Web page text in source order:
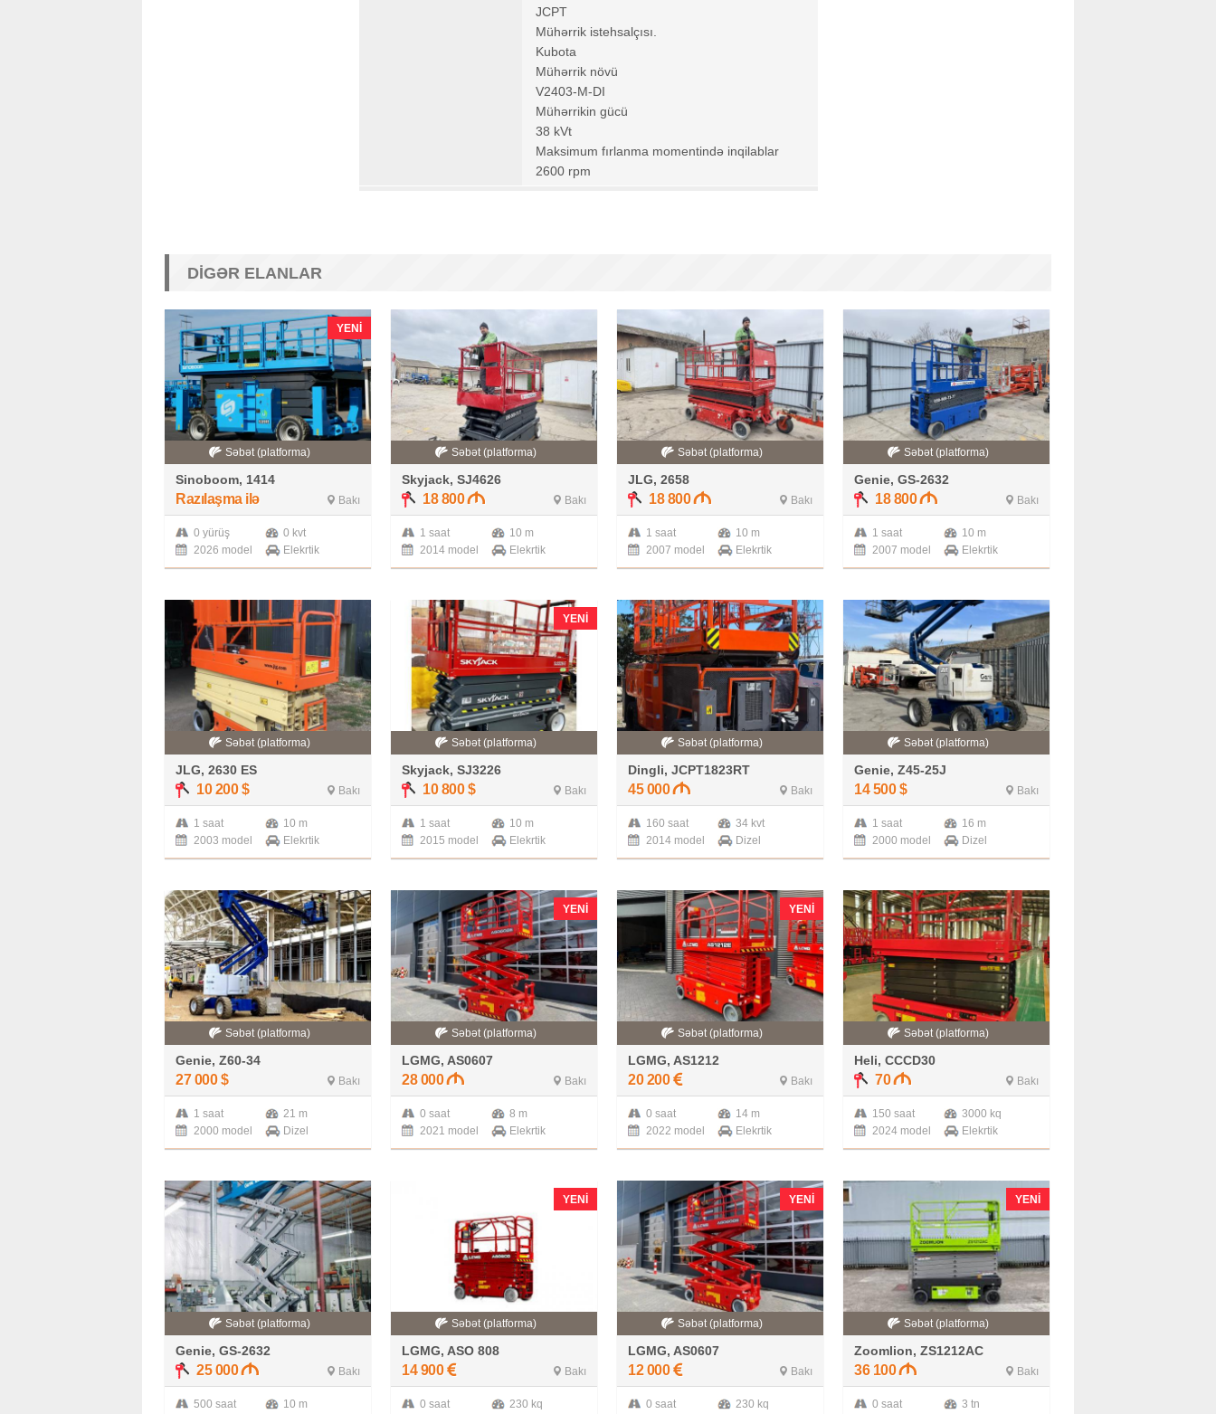
JCPT
Mühərrik istehsalçısı.
Kubota
Mühərrik növü
V2403-M-DI
Mühərrikin gücü
38 kVt
Maksimum fırlanma momentində inqilablar
2600 rpm
DIGƏR ELANLAR
YENI
Səbət (platforma)
Sinoboom, 1414
Razılaşma ilə Bakı
0 yürüş
0 kvt
2026 model
Elekrtik
Səbət (platforma)
Skyjack, SJ4626
18 800 Bakı
1 saat
10 m
2014 model
Elekrtik
Səbət (platforma)
JLG, 2658
18 800 Bakı
1 saat
10 m
2007 model
Elekrtik
Səbət (platforma)
Genie, GS-2632
18 800 Bakı
1 saat
10 m
2007 model
Elekrtik
Səbət (platforma)
JLG, 2630 ES
10 200 $ Bakı
1 saat
10 m
2003 model
Elekrtik
YENI
Səbət (platforma)
Skyjack, SJ3226
10 800 $ Bakı
1 saat
10 m
2015 model
Elekrtik
Səbət (platforma)
Dingli, JCPT1823RT
45 000 Bakı
160 saat
34 kvt
2014 model
Dizel
Səbət (platforma)
Genie, Z45-25J
14 500 $ Bakı
1 saat
16 m
2000 model
Dizel
Səbət (platforma)
Genie, Z60-34
27 000 $ Bakı
1 saat
21 m
2000 model
Dizel
YENI
Səbət (platforma)
LGMG, AS0607
28 000 Bakı
0 saat
8 m
2021 model
Elekrtik
YENI
Səbət (platforma)
LGMG, AS1212
20 200 Bakı
0 saat
14 m
2022 model
Elekrtik
Səbət (platforma)
Heli, CCCD30
70 Bakı
150 saat
3000 kq
2024 model
Elekrtik
Səbət (platforma)
Genie, GS-2632
25 000 Bakı
500 saat 10 m
YENI
Səbət (platforma)
LGMG, ASO 808
14 900 Bakı
0 saat 230 kq
YENI
Səbət (platforma)
LGMG, AS0607
12 000 Bakı
0 saat 230 kq
YENI
Səbət (platforma)
Zoomlion, ZS1212AC
36 100 Bakı
0 saat 3 tn